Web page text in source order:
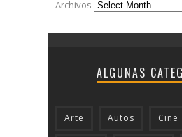
Archivos
ALGUNAS
Arte Autos Cine